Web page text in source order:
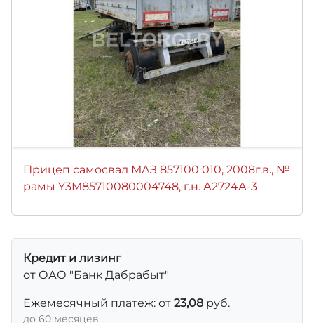
Прицеп самосвал МАЗ 857100 010, 2008г.в., №
рамы Y3M85710080004748, г.н. А2724А-3
Кредит и лизинг
от ОАО "Банк Дабрабыт"
Ежемесячный платеж: от 23,08 руб.
до 60 месяцев